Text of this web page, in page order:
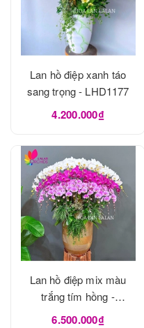
Lan hồ điệp xanh táo
sang trọng - LHD1177
4.200.000₫
Lan hồ điệp mix màu
trắng tím hồng -
LHD1175
6.500.000₫